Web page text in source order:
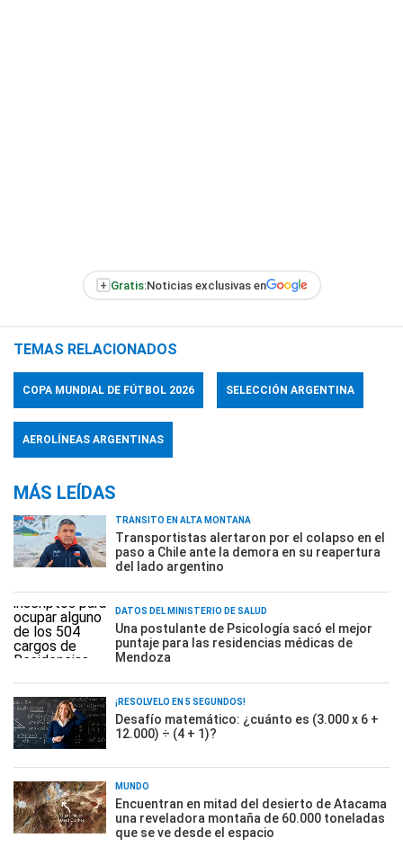
+ Gratis:Noticias exclusivas en
TEMAS RELACIONADOS
COPA MUNDIAL DE FÚTBOL 2026 SELECCIÓN ARGENTINA
AEROLÍNEAS ARGENTINAS
MÁS LEÍDAS
TRÁNSITO EN ALTA MONTAÑA
Transportistas alertaron por el colapso en el
paso a Chile ante la demora en su reapertura
del lado argentino
DATOS DEL MINISTERIO DE SALUD
Una postulante de Psicología sacó el mejor
puntaje para las residencias médicas de
Mendoza
¡RESOLVELO EN 5 SEGUNDOS!
Desafío matemático: ¿cuánto es (3.000 x 6 +
12.000) ÷ (4 + 1)?
MUNDO
Encuentran en mitad del desierto de Atacama
una reveladora montaña de 60.000 toneladas
que se ve desde el espacio